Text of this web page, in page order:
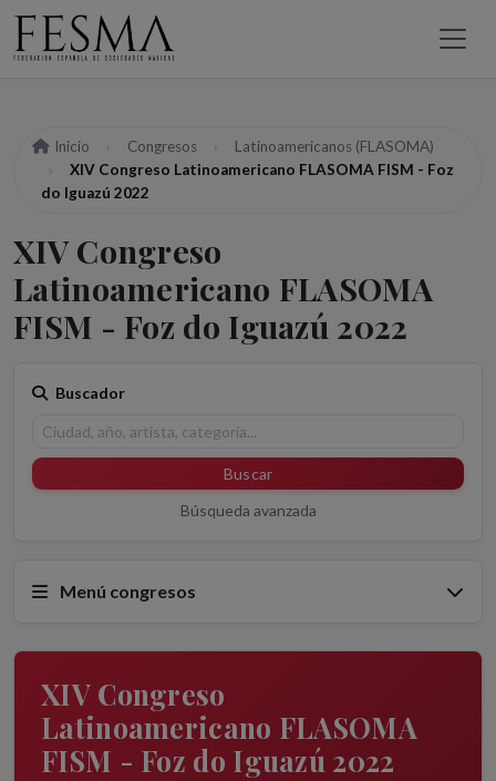
Inicio Congresos
Latinoamericanos (FLASOMA)
XIV Congreso Latinoamericano FLASOMA FISM - Foz
do Iguazú 2022
XIV Congreso
Latinoamericano FLASOMA
FISM - Foz do Iguazú 2022
Buscador
Buscar
Búsqueda avanzada
Menú congresos
XIV Congreso
Latinoamericano FLASOMA
FISM - Foz do Iguazú 2022